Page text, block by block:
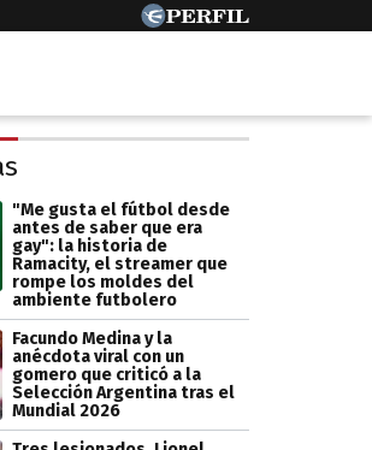
"Me gusta el fútbol desde
antes de saber que era
gay": la historia de
Ramacity, el streamer que
rompe los moldes del
ambiente futbolero
Facundo Medina y la
anécdota viral con un
gomero que criticó a la
Selección Argentina tras el
Mundial 2026